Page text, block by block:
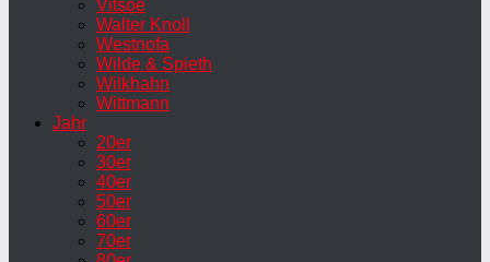
Vitsoe
Walter Knoll
Westnofa
Wilde & Spieth
Wilkhahn
Wittmann
Jahr
20er
30er
40er
50er
60er
70er